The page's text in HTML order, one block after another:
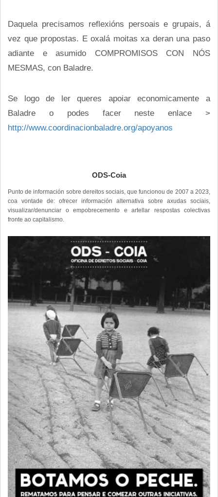
Daquela precisamos reflexións persoais e grupais, á
vez que propostas. E oxalá moitas xa deran una paso
adiante e asumido COMPROMISOS CON NÓS
MESMAS, con Baladre.
Se logo de ler queres apoiar economicamente a
Baladre o podes facer neste enlace >
http://www.coordinacionbaladre.org/apoyanos
ODS-Coia
Punto de información sobre dereitos sociais, que funcionou de 2007 a 2023,
coa vontade de: ofrecer información alternativa sobre axudas sociais,
visualizar/denunciar o empobrecemento e artellar respostas colectivas
fronte ao capitalismo.